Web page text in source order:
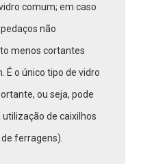
comum; em caso
não
menos cortantes
É o único tipo de vidro
ou seja, pode
de caixilhos
ferragens).